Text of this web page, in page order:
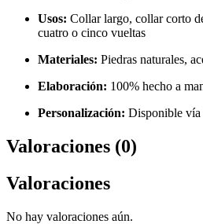
Usos: Collar largo, collar corto
cuatro o cinco vueltas
Materiales: Piedras naturales,
Elaboración: 100% hecho a
Personalización: Disponible
Valoraciones (0)
Valoraciones
No hay valoraciones aún.